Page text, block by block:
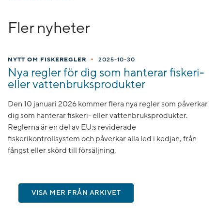
Fler nyheter
NYTT OM FISKEREGLER • 2025-10-30
Nya regler för dig som hanterar fiskeri-
eller vattenbruksprodukter
Den 10 januari 2026 kommer flera nya regler som påverkar
dig som hanterar fiskeri- eller vattenbruksprodukter.
Reglerna är en del av EU:s reviderade
fiskerikontrollsystem och påverkar alla led i kedjan, från
fångst eller skörd till försäljning.
VISA MER FRÅN ARKIVET